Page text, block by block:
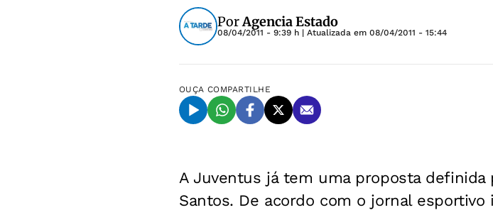
PorAgencia Estado
08/04/2011 - 9:39 h | Atualizada em 08/04/2011 - 15:44
OUÇA COMPARTILHE
A Juventus já tem uma proposta
Santos. De acordo com o jornal